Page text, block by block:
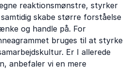
reaktionsmønstre, styrker
skabe større forståelse
og handle på. For
bruges til at styrke
Er I allerede
anbefaler vi en mere